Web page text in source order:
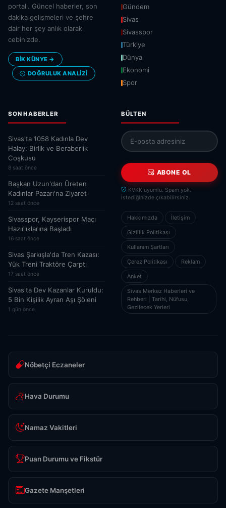
portalı. Güncel haberler, son
dakika gelişmeleri ve şehre
dair her şey anlık olarak
cebinizde.
BİK KÜNYE →
DOĞRULUK ANALIZI
Gündem
Sivas
Sivasspor
Türkiye
Dünya
Ekonomi
Spor
SON HABERLER
Sivas'ta 1058 Kadınla Dev
Halay: Birlik ve Beraberlik
Coşkusu
8 saat önce
Başkan Uzun'dan Üreten
Kadınlar Pazarı'na Ziyaret
12 saat önce
Sivasspor, Kayserispor Maçı
Hazırlıklarına Başladı
16 saat önce
Sivas Şarkışla'da Tren Kazası:
Yük Treni Traktöre Çarptı
17 saat önce
Sivas'ta Dev Kazanlar Kuruldu:
5 Bin Kişilik Ayran Aşı Şöleni
1 gün önce
BÜLTEN
ABONE OL
KVKK uyumlu. Spam yok.
İstediğinizde çıkabilirsiniz.
Hakkımızda İletişim
Gizlilik Politikası
Kullanım Şartları
Çerez Politikası Reklam
Anket
Sivas Merkez Haberleri ve
Rehberi | Tarihi, Nüfusu,
Gezilecek Yerleri
Nöbetçi Eczaneler
Hava Durumu
Namaz Vakitleri
Puan Durumu ve Fikstür
Gazete Manşetleri